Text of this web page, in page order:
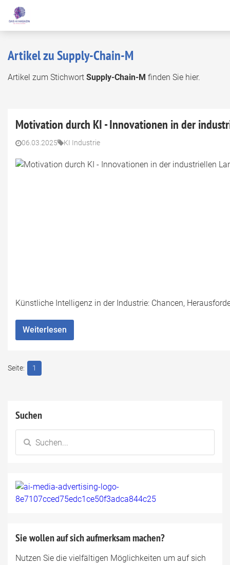
Artikel zu Supply-Chain-M
Artikel zum Stichwort Supply-Chain-M finden Sie hier.
Motivation durch KI - Innovationen in der
06.03.2025 KI Industrie
Künstliche Intelligenz in der Industrie: Chancen,
Weiterlesen
1
Suchen
Sie wollen auf sich aufmerksam machen?
Nutzen Sie die vielfältigen Möglichkeiten um auf sich